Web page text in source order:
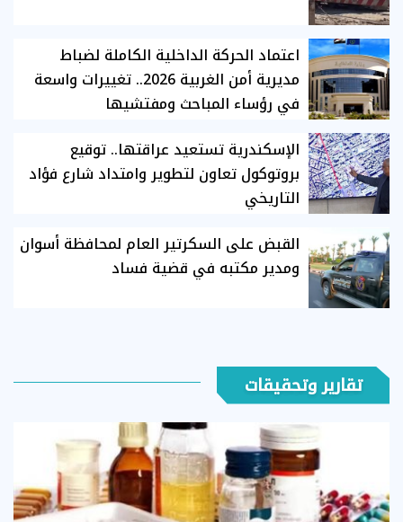
اعتماد الحركة الداخلية الكاملة لضباط
مديرية أمن الغربية 2026.. تغييرات واسعة
في رؤساء المباحث ومفتشيها
الإسكندرية تستعيد عراقتها.. توقيع
بروتوكول تعاون لتطوير وامتداد شارع فؤاد
التاريخي
القبض على السكرتير العام لمحافظة أسوان
ومدير مكتبه في قضية فساد
تقارير وتحقيقات